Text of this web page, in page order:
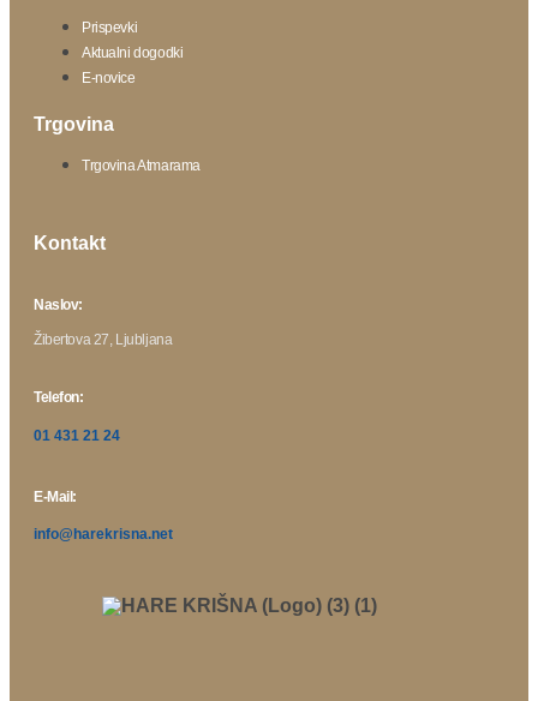
Prispevki
Aktualni dogodki
E-novice
Trgovina
Trgovina Atmarama
Kontakt
Naslov:
Žibertova 27, Ljubljana
Telefon:
01 431 21 24
E-Mail:
info@harekrisna.net